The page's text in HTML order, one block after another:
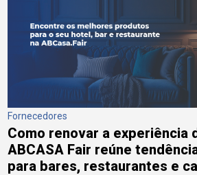
Fornecedores
Como renovar a experiência
ABCASA Fair reúne
para bares, restaurantes e